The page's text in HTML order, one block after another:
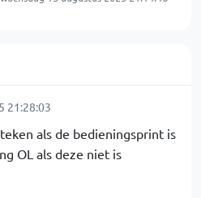
21:28:03
als de bedieningsprint is
OL als deze niet is